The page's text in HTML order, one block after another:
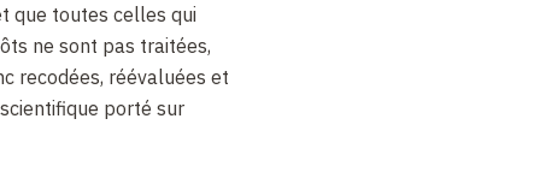
que toutes celles qui
ne sont pas traitées,
recodées, réévaluées et
porté sur